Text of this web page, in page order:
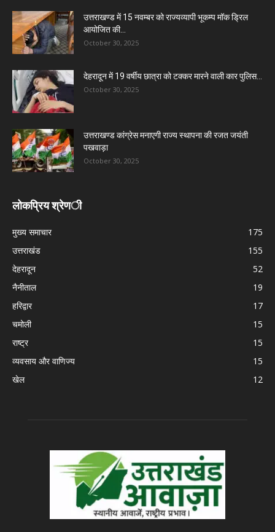
उत्तराखण्ड में 15 नवम्बर को राज्यव्यापी भूकम्प मॉक ड्रिल
आयोजित की...
October 30, 2025
देहरादून में 19 वर्षीय छात्रा को टक्कर मारने वाली कार पुलिस...
October 30, 2025
उत्तराखण्ड कांग्रेस मनाएगी राज्य स्थापना की रजत जयंती
पखवाड़ा
October 30, 2025
लोकप्रिय श्रेणी
मुख्य समाचार
175
उत्तराखंड
155
देहरादून
52
नैनीताल
19
हरिद्वार
17
चमोली
15
राष्ट्र
15
व्यवसाय और वाणिज्य
15
खेल
12